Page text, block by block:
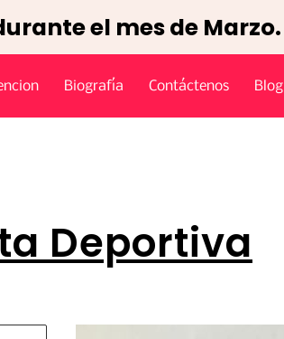
el mes de Marzo.
Biografía Contáctenos Blog
Deportiva